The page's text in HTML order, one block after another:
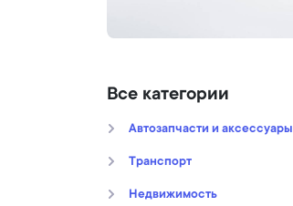
Все категории
Автозапчасти и аксессуары
Транспорт
Недвижимость